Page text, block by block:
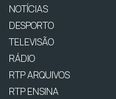
NOTÍCIAS
DESPORTO
TELEVISÃO
RÁDIO
RTP ARQUIVOS
RTP ENSINA